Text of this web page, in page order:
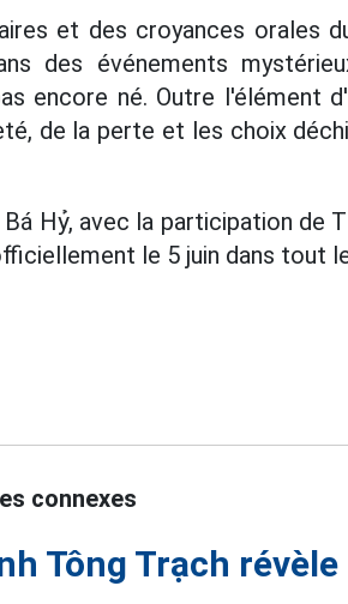
et des croyances orales
des événements
encore né. Outre l'élément
de la perte et les choix
Hỷ, avec la participation de
le 5 juin dans tout
connexes
Tông Trạch